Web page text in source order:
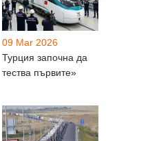
09 Mar 2026
Турция започна да
тества първите»